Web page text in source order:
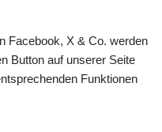
Facebook, X & Co. werden
Button auf unserer Seite
Funktionen